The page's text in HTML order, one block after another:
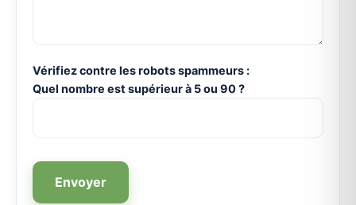
Vérifiez contre les robots spammeurs :
Quel nombre est supérieur à 5 ou 90 ?